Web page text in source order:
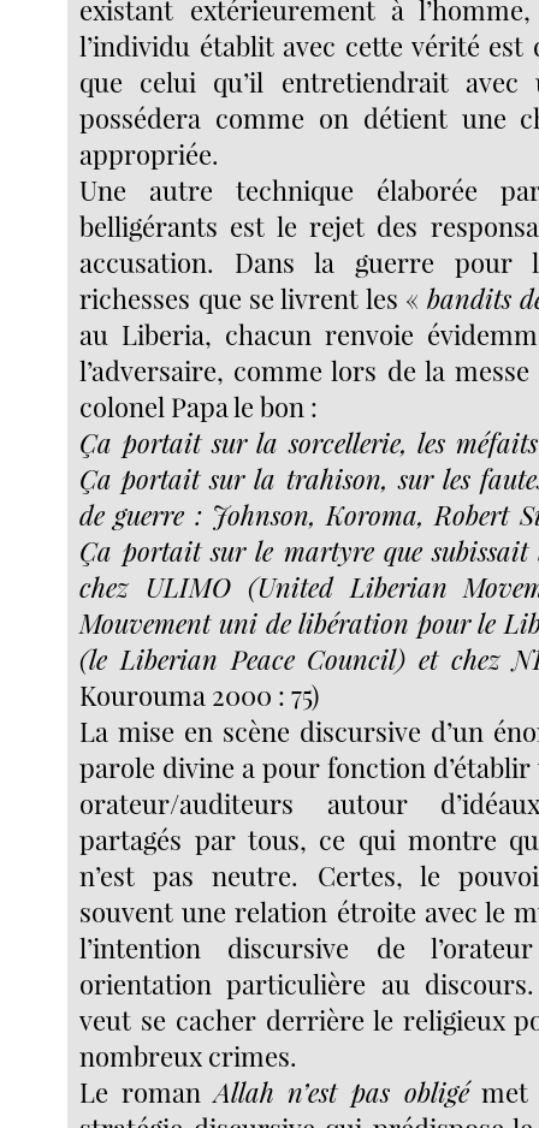
existant extérieurement à
l’individu établit avec cette vérité est
que celui qu’il entretiendrait
possédera comme on détient une
appropriée.
Une autre technique élaborée
belligérants est le rejet des
accusation. Dans la guerre pour
richesses que se livrent les « bandits
au Liberia, chacun renvoie
l’adversaire, comme lors de la
colonel Papa le bon :
Ça portait sur la sorcellerie, les
Ça portait sur la trahison, sur les
de guerre : Johnson, Koroma, Robert
Ça portait sur le martyre que subissait
chez ULIMO (United Liberian
Mouvement uni de libération pour le
(le Liberian Peace Council) et chez
Kourouma 2000 : 75)
La mise en scène discursive d’un
parole divine a pour fonction
orateur/auditeurs autour
partagés par tous, ce qui montre
n’est pas neutre. Certes, le
souvent une relation étroite avec le
l’intention discursive de
orientation particulière au
veut se cacher derrière le religieux
nombreux crimes.
Le romanAllah n’est pas obligémet